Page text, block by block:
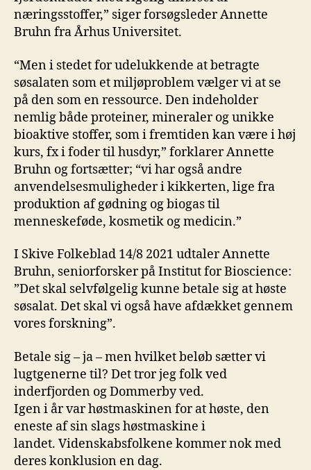
næringsstoffer,” siger forsøgsleder Annette
Bruhn fra Århus Universitet.
“Men i stedet for udelukkende at betragte
søsalaten som et miljøproblem vælger vi at se
på den som en ressource. Den indeholder
nemlig både proteiner, mineraler og unikke
bioaktive stoffer, som i fremtiden kan være i høj
kurs, fx i foder til husdyr,” forklarer Annette
Bruhn og fortsætter; “vi har også andre
anvendelsesmuligheder i kikkerten, lige fra
produktion af gødning og biogas til
menneskeføde, kosmetik og medicin.”
I Skive Folkeblad 14/8 2021 udtaler Annette
Bruhn, seniorforsker på Institut for Bioscience:
”Det skal selvfølgelig kunne betale sig at høste
søsalat. Det skal vi også have afdækket gennem
vores forskning”.
Betale sig – ja – men hvilket beløb sætter vi
lugtgenerne til? Det tror jeg folk ved
inderfjorden og Dommerby ved.
Igen i år var høstmaskinen for at høste, den
eneste af sin slags høstmaskine i
landet. Videnskabsfolkene kommer nok med
deres konklusion en dag.